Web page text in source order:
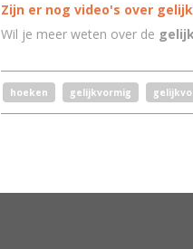
Zijn er nog video's over
Wil je meer weten over de
hoeken gelijkvormig